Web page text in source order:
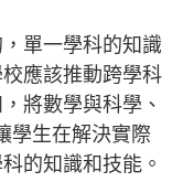
單一學科的知識
應該推動跨學科
將數學與科學、
學生在解決實際
的知識和技能。